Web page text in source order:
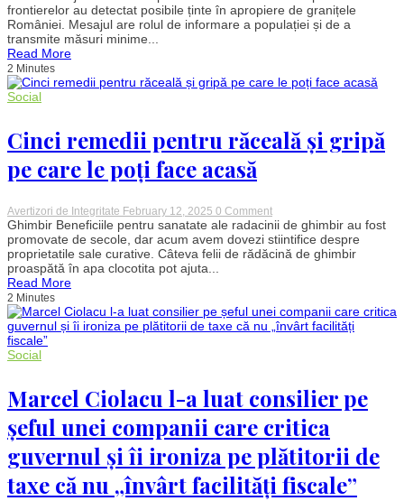
RO-
Alert
în
de
obiecte
din
unor
atacuri
în
Ucraina
frontierelor au detectat posibile ținte în apropiere de granițele
României. Mesajul are rolul de informare a populației și de a
transmite măsuri minime...
Read More
2 Minutes
Social
Cinci remedii pentru răceală și gripă
pe care le poți face acasă
Avertizori de Integritate February 12, 2025 0 Commenton
Cinci
remedii
pentru
răceală
care
le
Ghimbir Beneficiile pentru sanatate ale radacinii de ghimbir au fost
promovate de secole, dar acum avem dovezi stiintifice despre
proprietatile sale curative. Câteva felii de rădăcină de ghimbir
proaspătă în apa clocotita pot ajuta...
Read More
2 Minutes
Social
Marcel Ciolacu l-a luat consilier pe
șeful unei companii care critica
guvernul și îi ironiza pe plătitorii de
taxe că nu „învârt facilități fiscale”